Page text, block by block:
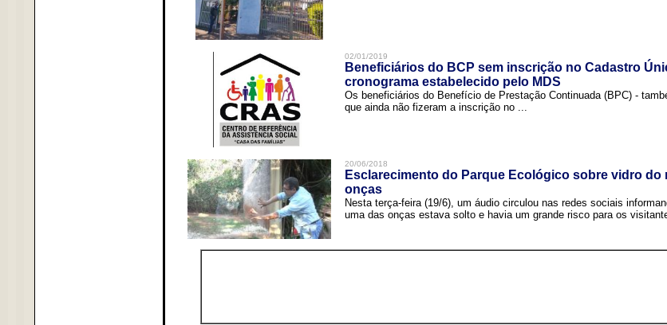
02/01/2019
Beneficiários do BCP sem inscrição no Cadastro
cronograma estabelecido pelo MDS
Os beneficiários do Benefício de Prestação Continuada (BPC) -
que ainda não fizeram a inscrição no ...
20/06/2018
Esclarecimento do Parque Ecológico sobre vidro do
onças
Nesta terça-feira (19/6), um áudio circulou nas redes sociais
uma das onças estava solto e havia um grande risco para os